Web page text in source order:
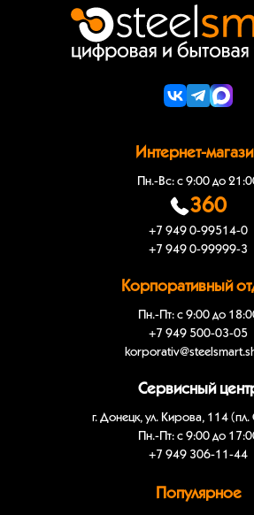
Интернет-
Пн.-Вс: с 9:00 до
360
+7 949 0-99514-0
+7 949 0-99999-3
Корпоративный
Пн.-Пт: с 9:00 до
+7 949 500-03-05
Сервисный
г. Донецк, ул. Кирова, 114
Пн.-Пт: с 9:00 до
+7 949 306-11-44
Популярное